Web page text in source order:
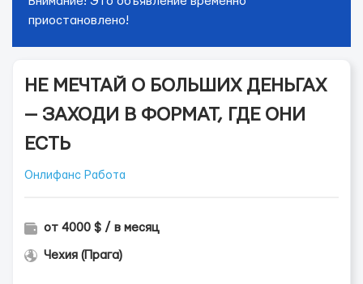
приостановлено!
НЕ МЕЧТАЙ О БОЛЬШИХ ДЕНЬГАХ
— ЗАХОДИ В ФОРМАТ, ГДЕ ОНИ
ЕСТЬ
Онлифанс Работа
от 4000 $ / в месяц
Чехия (Прага)